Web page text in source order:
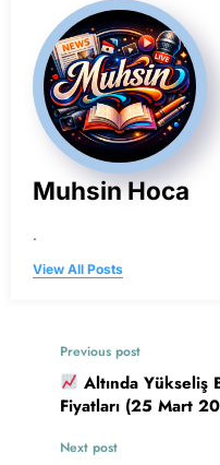
Muhsin Hoca
.
View All Posts
Previous post
Altında Yükseliş
Fiyatları (25 Mart
Next post